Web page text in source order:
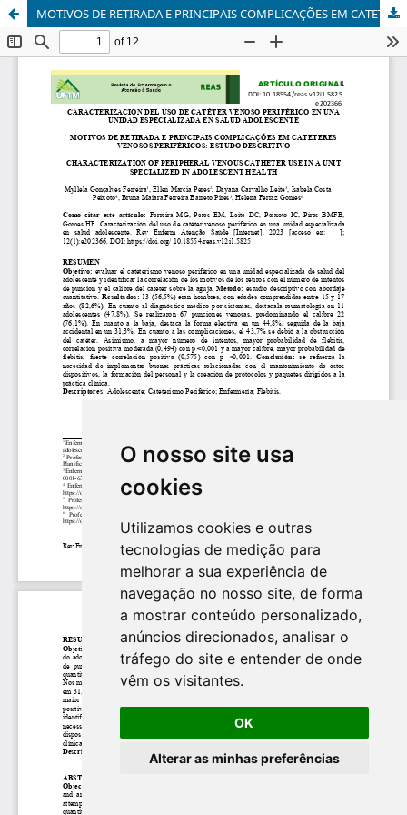
O nosso site usa
cookies
Utilizamos cookies e outras
tecnologias de medição para
melhorar a sua experiência de
navegação no nosso site, de forma
a mostrar conteúdo personalizado,
anúncios direcionados, analisar o
tráfego do site e entender de onde
vêm os visitantes.
OK
Alterar as minhas preferências
MOTIVOS DE RETIRADA E PRINCIPAIS COMPLICAÇÕES EM CATETERES VENOSOS PERIFÉRICOS: ESTUDO DESCRITIVO